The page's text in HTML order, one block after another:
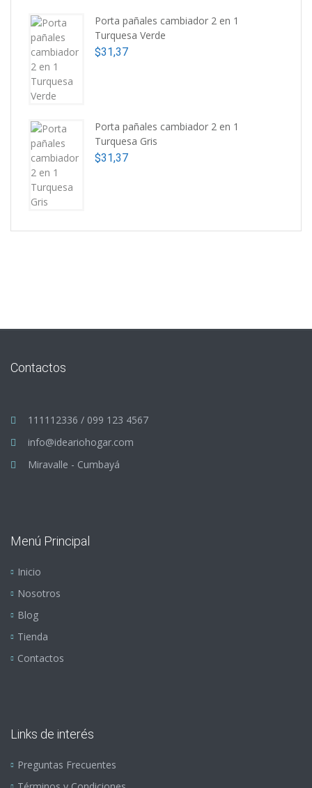
Porta pañales cambiador 2 en 1
Turquesa Verde
$31,37
Porta pañales cambiador 2 en 1
Turquesa Gris
$31,37
Contactos
111112336 / 099 123 4567
info@ideariohogar.com
Miravalle - Cumbayá
Menú Principal
Inicio
Nosotros
Blog
Tienda
Contactos
Links de interés
Preguntas Frecuentes